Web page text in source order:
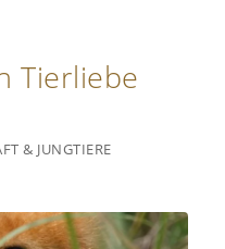
Tierliebe
& JUNGTIERE